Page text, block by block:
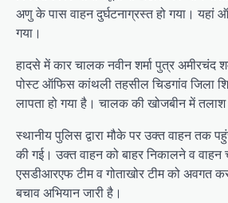
अणु के पास वाहन दुर्घटनाग्रस्त हो गया। यहां
गया।
हादसे में कार चालक नवीन शर्मा पुत्र अमीरचंद
पोस्ट ऑफिस कांथली तहसील चिडगांव जिला
लापता हो गया है। चालक की खोजबीन में तलाश
स्थानीय पुलिस द्वारा मौके पर उक्त वाहन तक
की गई। उक्त वाहन को बाहर निकालने व
एसडीआरएफ टीम व गोताखोर टीम को अवगत
बचाव अभियान जारी है।